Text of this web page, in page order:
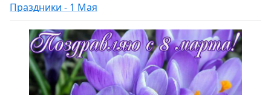
Праздники - 1 Мая